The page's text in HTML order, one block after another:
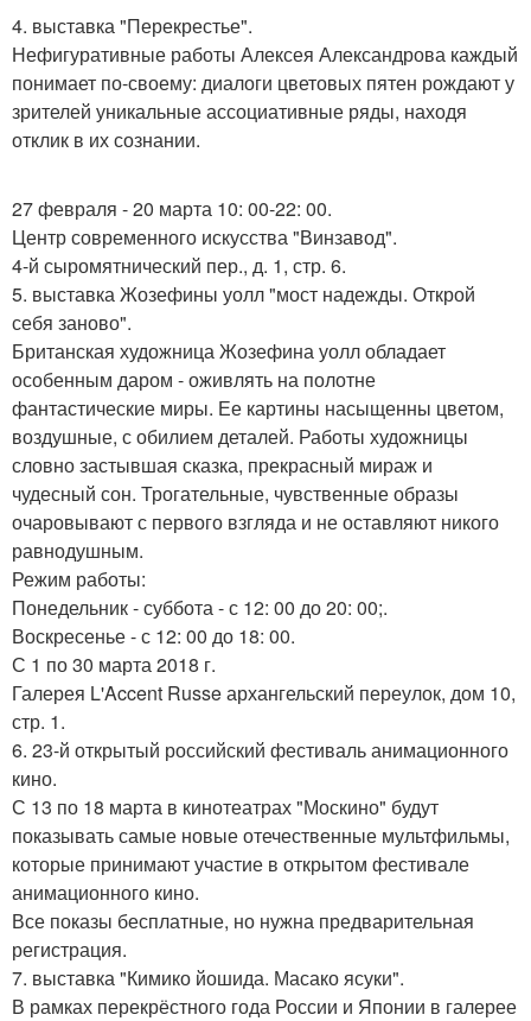
4. выставка "Перекрестье".
Нефигуративные работы Алексея Александрова каждый
понимает по-своему: диалоги цветовых пятен рождают у
зрителей уникальные ассоциативные ряды, находя
отклик в их сознании.
27 февраля - 20 марта 10: 00-22: 00.
Центр современного искусства "Винзавод".
4-й сыромятнический пер., д. 1, стр. 6.
5. выставка Жозефины уолл "мост надежды. Открой
себя заново".
Британская художница Жозефина уолл обладает
особенным даром - оживлять на полотне
фантастические миры. Ее картины насыщенны цветом,
воздушные, с обилием деталей. Работы художницы
словно застывшая сказка, прекрасный мираж и
чудесный сон. Трогательные, чувственные образы
очаровывают с первого взгляда и не оставляют никого
равнодушным.
Режим работы:
Понедельник - суббота - с 12: 00 до 20: 00;.
Воскресенье - с 12: 00 до 18: 00.
С 1 по 30 марта 2018 г.
Галерея L'Accent Russe архангельский переулок, дом 10,
стр. 1.
6. 23-й открытый российский фестиваль анимационного
кино.
С 13 по 18 марта в кинотеатрах "Москино" будут
показывать самые новые отечественные мультфильмы,
которые принимают участие в открытом фестивале
анимационного кино.
Все показы бесплатные, но нужна предварительная
регистрация.
7. выставка "Кимико йошида. Масако ясуки".
В рамках перекрёстного года России и Японии в галерее